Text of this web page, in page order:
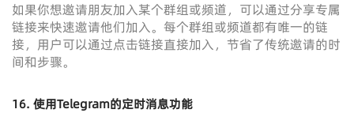
如果你想邀请朋友加入某个群组或频道，可以通过分享专属
链接来快速邀请他们加入。每个群组或频道都有唯一的链
接，用户可以通过点击链接直接加入，节省了传统邀请的时
间和步骤。
16. 使用Telegram的定时消息功能